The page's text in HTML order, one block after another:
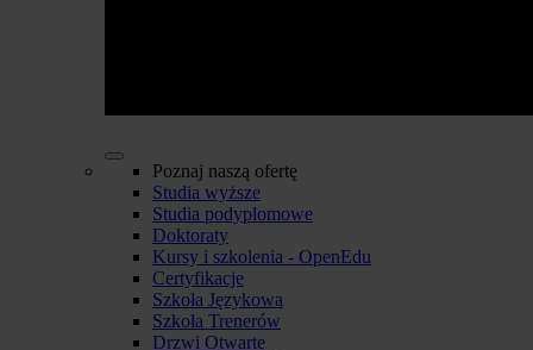
Poznaj naszą ofertę
Studia wyższe
Studia podyplomowe
Doktoraty
Kursy i szkolenia - OpenEdu
Certyfikacje
Szkoła Językowa
Szkoła Trenerów
Drzwi Otwarte